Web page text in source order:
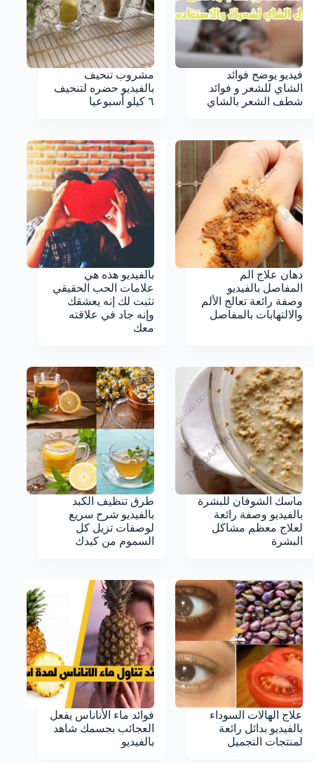
فيديو يوضح فوائد
الشاي للشعر و فوائد
شطف الشعر بالشاي
مشروب تنحيف
بالفيديو حضره لتنحيف
٦ كيلو أسبوعيا
دهان علاج الم
المفاصل بالفيديو
وصفة رائعة تعالج الألم
والالتهابات بالمفاصل
بالفيديو هذه هي
علامات الحب الحقيقي
تثبت لك إنه يعشقك
وإنه جاد في علاقته
معك
ماسك الشوفان للبشرة
بالفيديو وصفة رائعة
لعلاج معظم مشاكل
البشرة
طرق تنظيف الكبد
بالفيديو شرح سريع
لوصفات تزيل كل
السموم من كبدك
علاج الهالات السوداء
بالفيديو بدائل رائعة
لمنتجات التجميل
فوائد ماء الأناناس يفعل
العجائب بجسمك شاهد
بالفيديو